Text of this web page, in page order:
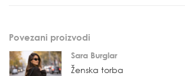
Povezani proizvodi
Sara Burglar
Ženska torba